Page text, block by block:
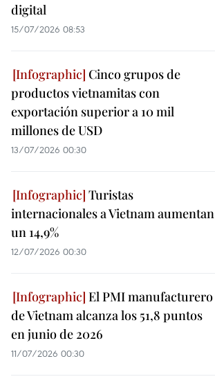
digital
15/07/2026 08:53
Cinco grupos de
productos vietnamitas con
exportación superior a 10 mil
millones de USD
13/07/2026 00:30
Turistas
internacionales a Vietnam aumentan
un 14,9%
12/07/2026 00:30
El PMI manufacturero
de Vietnam alcanza los 51,8 puntos
en junio de 2026
11/07/2026 00:30